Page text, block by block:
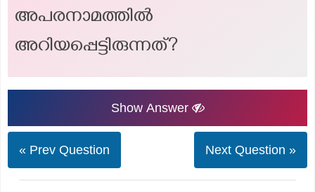
അപരനാമത്തില്‍
അറിയപ്പെട്ടിരുന്നത്?
Show Answer
« Prev Question Next Question »